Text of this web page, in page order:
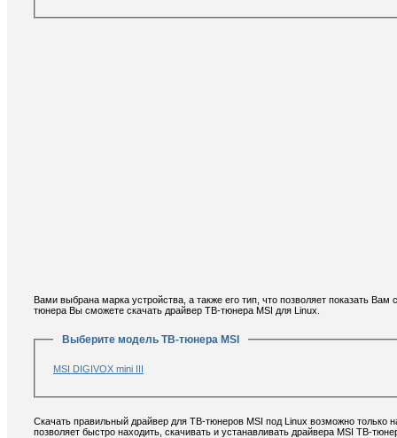
Вами выбрана марка устройства, а также его тип, что позволяет показать
тюнера Вы сможете скачать драйвер ТВ-тюнера MSI для Linux.
Выберите модель ТВ-тюнера MSI
MSI DIGIVOX mini III
Скачать правильный драйвер для ТВ-тюнеров MSI под Linux возможно только
позволяет быстро находить, скачивать и устанавливать драйвера MSI ТВ-